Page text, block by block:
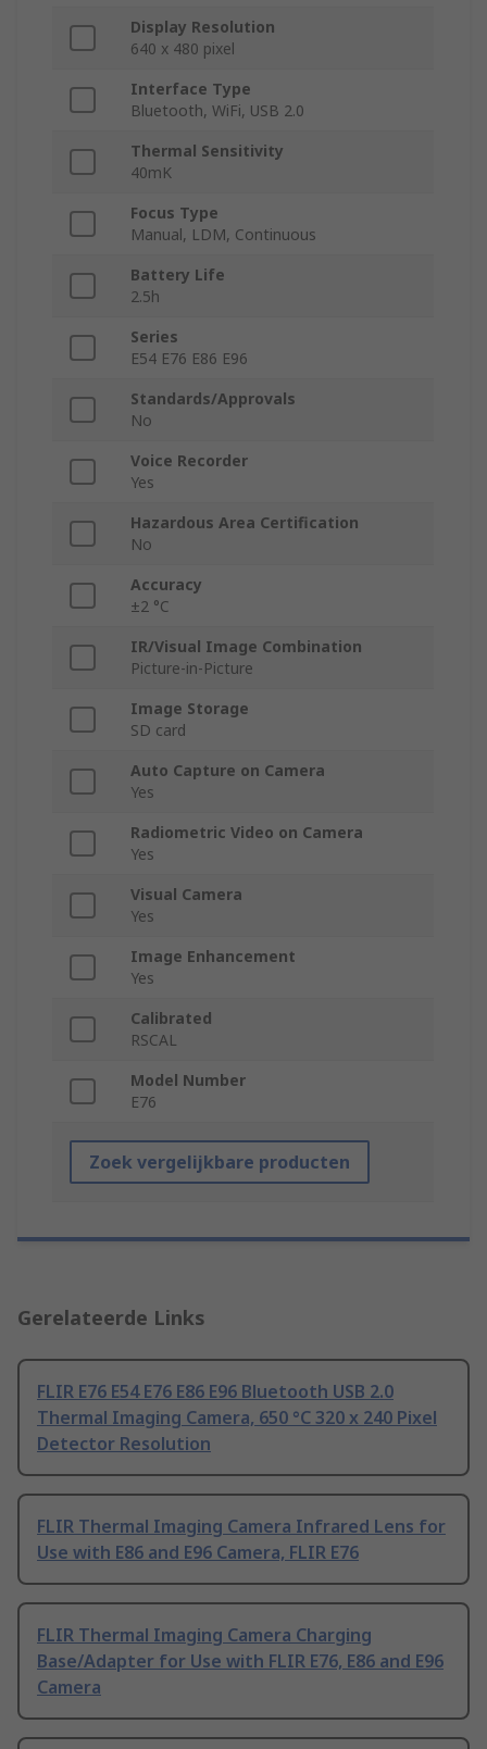
Display Resolution
640 x 480 pixel
Interface Type
Bluetooth, WiFi, USB 2.0
Thermal Sensitivity
40mK
Focus Type
Manual, LDM, Continuous
Battery Life
2.5h
Series
E54 E76 E86 E96
Standards/Approvals
No
Voice Recorder
Yes
Hazardous Area Certification
No
Accuracy
±2 °C
IR/Visual Image Combination
Picture-in-Picture
Image Storage
SD card
Auto Capture on Camera
Yes
Radiometric Video on Camera
Yes
Visual Camera
Yes
Image Enhancement
Yes
Calibrated
RSCAL
Model Number
E76
Zoek vergelijkbare producten
Gerelateerde Links
FLIR E76 E54 E76 E86 E96 Bluetooth USB 2.0
Thermal Imaging Camera, 650 °C 320 x 240 Pixel
Detector Resolution
FLIR Thermal Imaging Camera Infrared Lens for
Use with E86 and E96 Camera, FLIR E76
FLIR Thermal Imaging Camera Charging
Base/Adapter for Use with FLIR E76, E86 and E96
Camera